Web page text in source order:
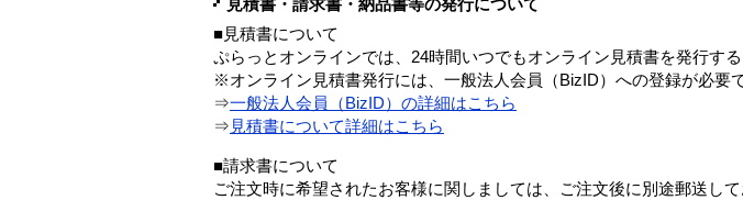
見積書・請求書・納品書等の発行について
■見積書について
ぷらっとオンラインでは、24時間いつでもオンライン見積書を発行する
※オンライン見積書発行には、一般法人会員（BizID）への登録が必要で
⇒一般法人会員（BizID）の詳細はこちら
⇒ 見積書について詳細はこちら
■請求書について
ご注文時に希望されたお客様に関しましては、ご注文後に別途郵送して